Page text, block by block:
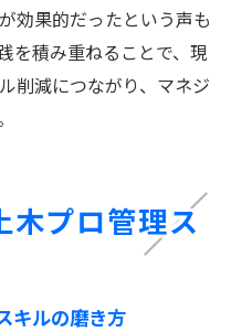
効果的だったという声も
を積み重ねることで、現
削減につながり、マネジ
木プロ管理ス
キルの磨き方